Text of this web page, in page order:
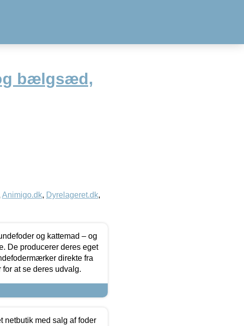
bælgsæd,
Animigo.dk, Dyrelageret.dk,
og kattemad – og
De producerer deres eget
direkte fra
at se deres udvalg.
netbutik med salg af foder